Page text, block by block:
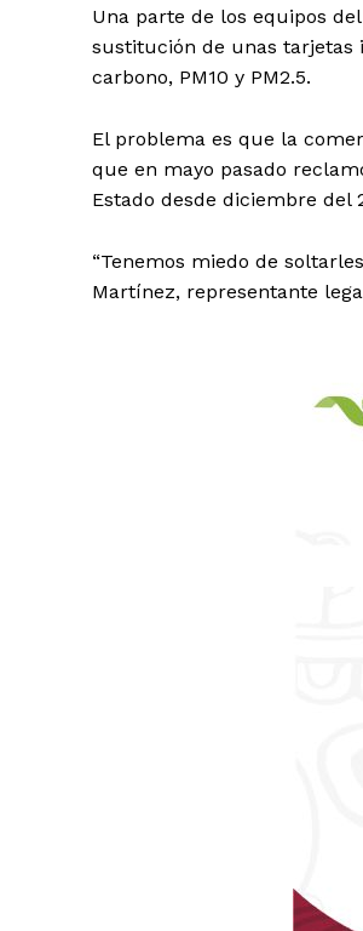
Una parte de los equipos
sustitución de unas tarjetas
carbono, PM10 y PM2.5.
El problema es que la
que en mayo pasado
Estado desde diciembre del
“Tenemos miedo de
Martínez, representante